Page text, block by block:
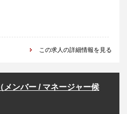
この求人の詳細情報を見る
メンバー / マネージャー候